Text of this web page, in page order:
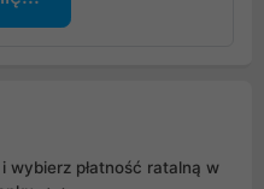
i wybierz płatność ratalną w